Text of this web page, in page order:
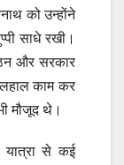
को उन्होंने
साधे रखी।
और सरकार
काम कर
मौजूद थे।
यात्रा से कई